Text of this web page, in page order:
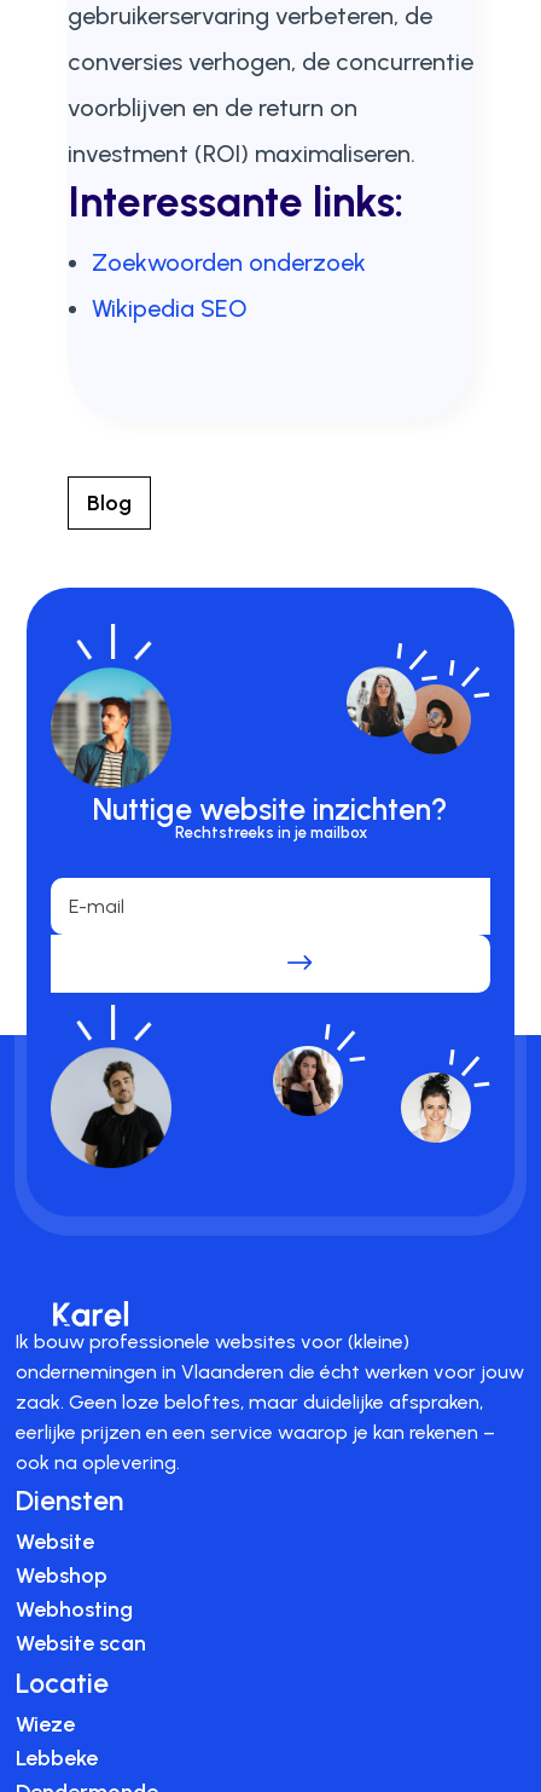
gebruikerservaring verbeteren, de
conversies verhogen, de concurrentie
voorblijven en de return on
investment (ROI) maximaliseren.
Interessante links:
Zoekwoorden onderzoek
Wikipedia SEO
Blog
Nuttige website inzichten?
Rechtstreeks in je mailbox
Ik bouw professionele websites voor (kleine)
ondernemingen in Vlaanderen die écht werken voor jouw
zaak. Geen loze beloftes, maar duidelijke afspraken,
eerlijke prijzen en een service waarop je kan rekenen –
ook na oplevering.
Diensten
Website
Webshop
Webhosting
Website scan
Locatie
Wieze
Lebbeke